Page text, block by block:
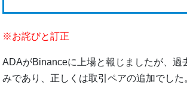
※お詫びと訂正
ADAがBinanceに上場と報じましたが、過
みであり、正しくは取引ペアの追加でした